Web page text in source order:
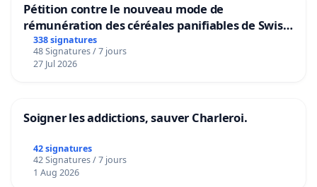
Pétition contre le nouveau mode de
rémunération des céréales panifiables de Swiss
granum basé sur la teneur en protéines
338 signatures
48 Signatures / 7 jours
27 Jul 2026
Soigner les addictions, sauver Charleroi.
42 signatures
42 Signatures / 7 jours
1 Aug 2026